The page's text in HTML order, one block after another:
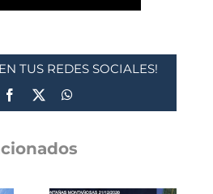
TUS REDES SOCIALES!
Facebook
Correo